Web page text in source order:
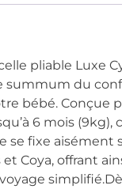
pliable Luxe
summum du
bébé. Conçue
6 mois (9kg),
se fixe aisément
Coya, offrant